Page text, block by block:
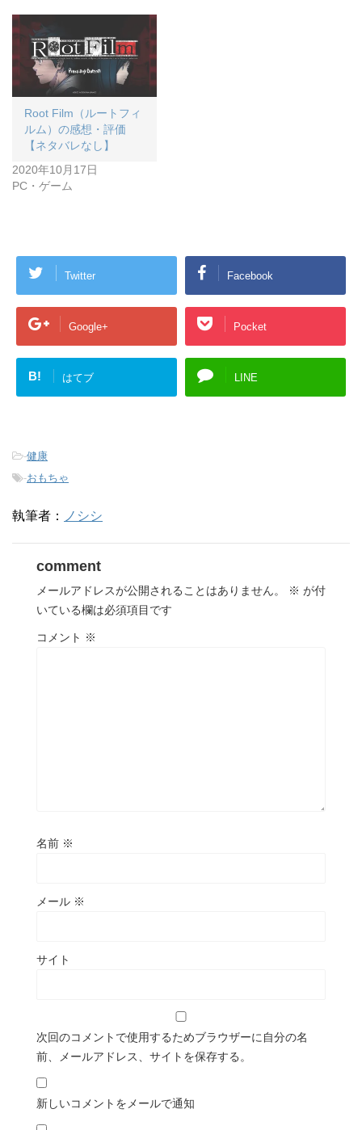
Root Film（ルートフィ
ルム）の感想・評価
【ネタバレなし】
2020年10月17日
PC・ゲーム
Twitter Facebook
Google+ Pocket
B! はてブ LINE
-健康
-おもちゃ
執筆者： ノシシ
comment
メールアドレスが公開されることはありません。 ※ が付
いている欄は必須項目です
コメント ※
名前 ※
メール ※
サイト
次回のコメントで使用するためブラウザーに自分の名
前、メールアドレス、サイトを保存する。
新しいコメントをメールで通知